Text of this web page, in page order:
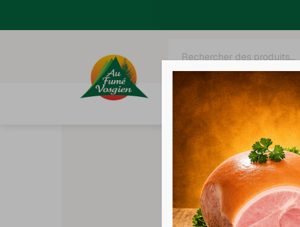
produits
Tous nos produits